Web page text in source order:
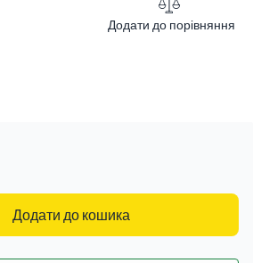
Додати до порівняння
Додати до кошика